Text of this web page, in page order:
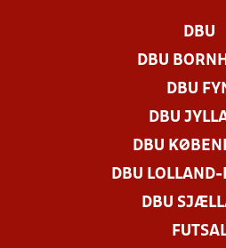
DBU
DBU
DBU
DBU
DBU
DBU LOLLAND-
DBU